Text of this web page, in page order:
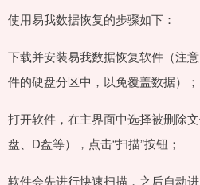
使用易我数据恢复的步骤如下：
下载并安装易我数据恢复软件（注
件的硬盘分区中，以免覆盖数据）；
打开软件，在主界面中选择被删除
盘、D盘等），点击“扫描”按钮；
软件会先进行快速扫描，之后自动